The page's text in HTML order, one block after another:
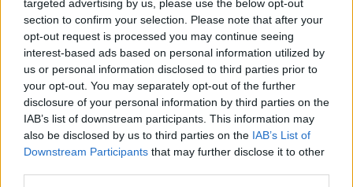
targeted advertising by us, please use the below opt-out
section to confirm your selection. Please note that after your
opt-out request is processed you may continue seeing
interest-based ads based on personal information utilized by
us or personal information disclosed to third parties prior to
your opt-out. You may separately opt-out of the further
disclosure of your personal information by third parties on the
IAB’s list of downstream participants. This information may
also be disclosed by us to third parties on the IAB’s List of
Downstream Participants that may further disclose it to other